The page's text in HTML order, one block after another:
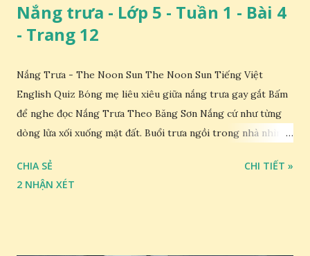
Nắng trưa - Lớp 5 - Tuần 1 - Bài 4
- Trang 12
Nắng Trưa - The Noon Sun The Noon Sun Tiếng Việt
English Quiz Bóng mẹ liêu xiêu giữa nắng trưa gay gắt Bấm
để nghe đọc Nắng Trưa Theo Băng Sơn Nắng cứ như từng
dòng lửa xối xuống mặt đất. Buổi trưa ngồi trong nhà nhìn
CHIA SẺ
2 NHẬN XÉT
CHI TIẾT »